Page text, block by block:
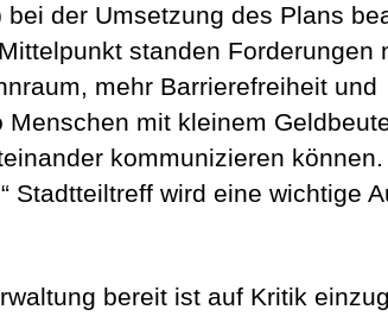
bei der Umsetzung des Plans
standen Forderungen
mehr Barrierefreiheit und
Menschen mit kleinem
kommunizieren können.
Stadtteiltreff wird eine wichtige
bereit ist auf Kritik